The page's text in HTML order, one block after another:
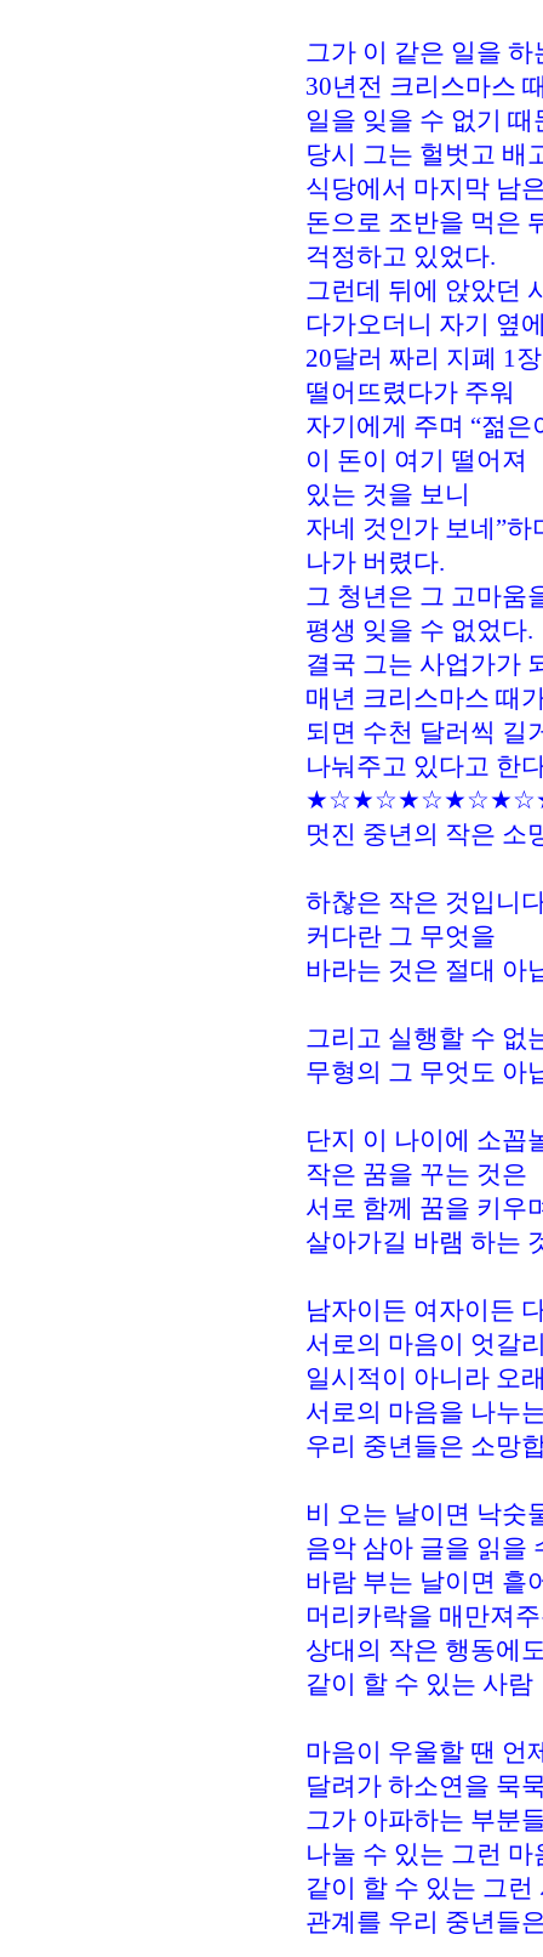
그가 이 같은 일을 하
30년전 크리스마스
일을 잊을 수 없기 때
당시 그는 헐벗고 배
식당에서 마지막 남
돈으로 조반을 먹은
걱정하고 있었다.
그런데 뒤에 앉았던
다가오더니 자기 옆
20달러 짜리 지폐 1
떨어뜨렸다가 주워
자기에게 주며 “젊은
이 돈이 여기 떨어져
있는 것을 보니
자네 것인가 보네”하
나가 버렸다.
그 청년은 그 고마움
평생 잊을 수 없었다.
결국 그는 사업가가
매년 크리스마스 때
되면 수천 달러씩 길
나눠주고 있다고 한
멋진 중년의 작은 소
하찮은 작은 것입니
커다란 그 무엇을
바라는 것은 절대 아
그리고 실행할 수 없
무형의 그 무엇도 아
단지 이 나이에 소꼽
작은 꿈을 꾸는 것은
서로 함께 꿈을 키우
살아가길 바램 하는
남자이든 여자이든
서로의 마음이 엇갈
일시적이 아니라 오
서로의 마음을 나누
우리 중년들은 소망
비 오는 날이면 낙숫
음악 삼아 글을 읽을
바람 부는 날이면 흩
머리카락을 매만져
상대의 작은 행동에
같이 할 수 있는 사람
마음이 우울할 땐 언
달려가 하소연을 묵
그가 아파하는 부분
나눌 수 있는 그런 마
같이 할 수 있는 그런
관계를 우리 중년들